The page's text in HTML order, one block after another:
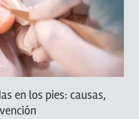
en los pies: causas,